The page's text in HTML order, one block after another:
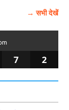
→ सभी देखें
7 2